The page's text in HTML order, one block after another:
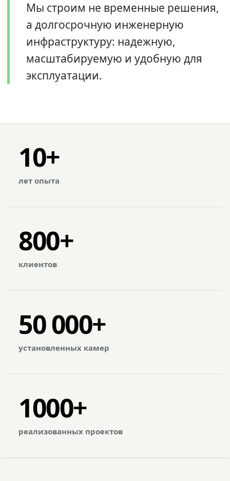
Мы строим не временные решения,
а долгосрочную инженерную
инфраструктуру: надежную,
масштабируемую и удобную для
эксплуатации.
10+
лет опыта
800+
клиентов
50 000+
установленных камер
1000+
реализованных проектов